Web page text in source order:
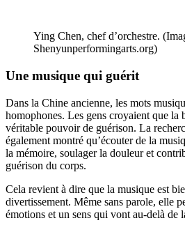
Ying Chen, chef d’orchestre.
Shenyunperformingarts.org)
Une musique qui guérit
Dans la Chine ancienne, les mots
homophones. Les gens croyaient que la
véritable pouvoir de guérison. La
également montré qu’écouter de la
la mémoire, soulager la douleur et
guérison du corps.
Cela revient à dire que la musique est
divertissement. Même sans parole, elle
émotions et un sens qui vont au-delà de